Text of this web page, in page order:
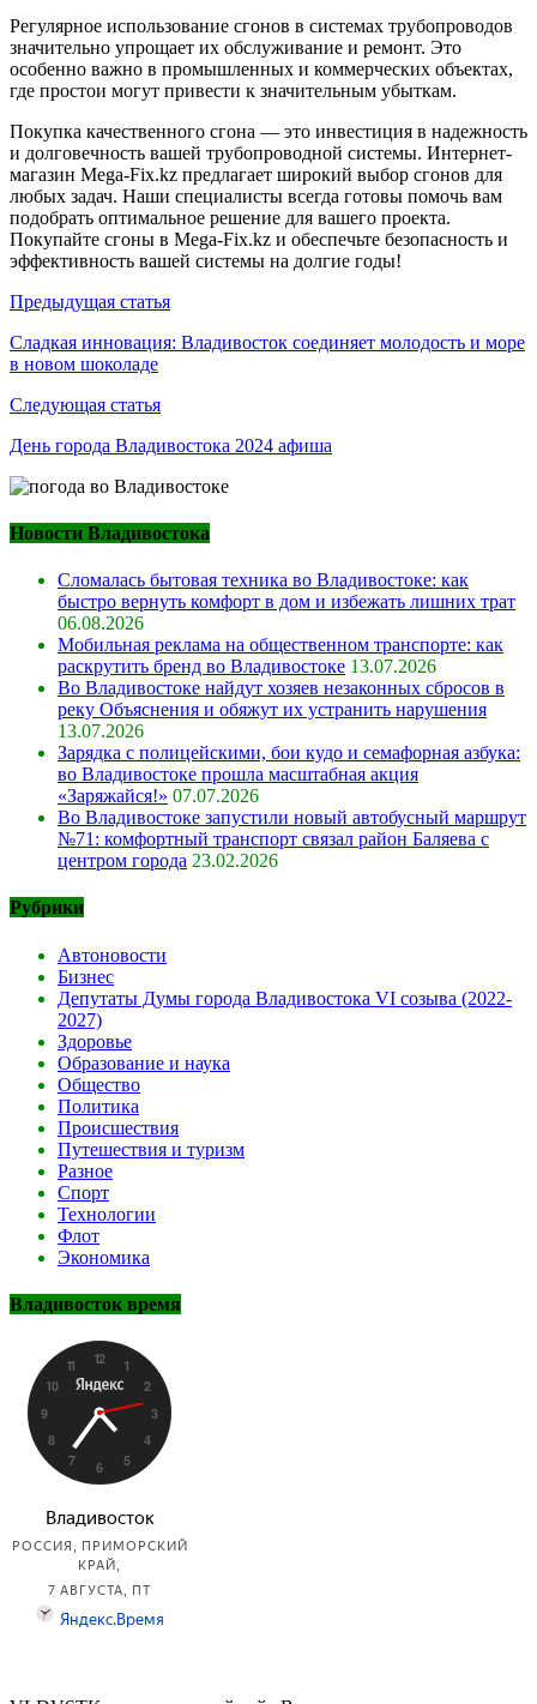
Регулярное использование сгонов в системах трубопроводов
значительно упрощает их обслуживание и ремонт. Это
особенно важно в промышленных и коммерческих объектах,
где простои могут привести к значительным убыткам.
Покупка качественного сгона — это инвестиция в надежность
и долговечность вашей трубопроводной системы. Интернет-
магазин Mega-Fix.kz предлагает широкий выбор сгонов для
любых задач. Наши специалисты всегда готовы помочь вам
подобрать оптимальное решение для вашего проекта.
Покупайте сгоны в Mega-Fix.kz и обеспечьте безопасность и
эффективность вашей системы на долгие годы!
Навигация
по
записям
Предыдущая статья
Сладкая инновация: Владивосток соединяет молодость и море
в новом шоколаде
Следующая статья
День города Владивостока 2024 афиша
Новости Владивостока
Сломалась бытовая техника во Владивостоке: как
быстро вернуть комфорт в дом и избежать лишних трат
06.08.2026
Мобильная реклама на общественном транспорте: как
раскрутить бренд во Владивостоке 13.07.2026
Во Владивостоке найдут хозяев незаконных сбросов в
реку Объяснения и обяжут их устранить нарушения
13.07.2026
Зарядка с полицейскими, бои кудо и семафорная азбука:
во Владивостоке прошла масштабная акция
«Заряжайся!» 07.07.2026
Во Владивостоке запустили новый автобусный маршрут
№71: комфортный транспорт связал район Баляева с
центром города 23.02.2026
Рубрики
Автоновости
Бизнес
Депутаты Думы города Владивостока VI созыва (2022-
2027)
Здоровье
Образование и наука
Общество
Политика
Происшествия
Путешествия и туризм
Разное
Спорт
Технологии
Флот
Экономика
Владивосток время